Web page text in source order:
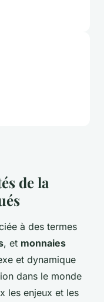
de la
à des termes
, et monnaies
et dynamique
dans le monde
les enjeux et les